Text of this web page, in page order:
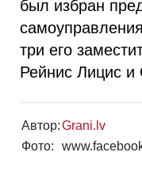
был избран
три его
Рейнис Лицис и
Автор:Grani.lv
Фото: